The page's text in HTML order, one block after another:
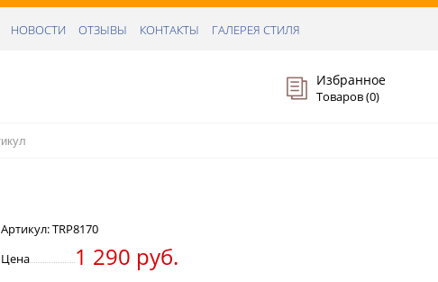
НОВОСТИ ОТЗЫВЫ КОНТАКТЫ ГАЛЕРЕЯ СТИЛЯ
Избранное
Товаров (0)
Артикул:TRP8170
Цена
1 290 руб.